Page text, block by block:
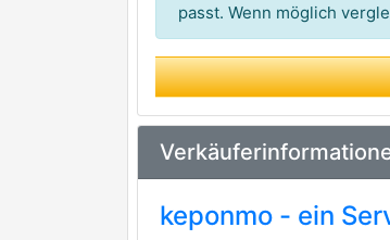
passt. Wenn möglich
keponmo - ein